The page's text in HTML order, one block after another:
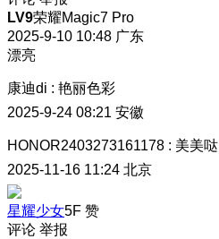
LV9荣耀Magic7 Pro
2025-9-10 10:48 广东
漂亮
康迪di : 艳丽色彩
2025-9-24 08:21 安徽
HONOR2403273161178 : 美美哒
2025-11-16 11:24 北京
星耀少女5F 赞
评论 举报